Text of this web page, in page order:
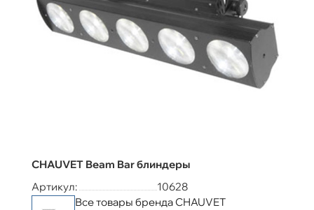
CHAUVET Beam Bar блиндеры
Артикул:
10628
Все товары бренда CHAUVET